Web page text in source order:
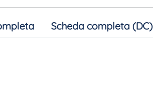
Scheda completa (DC)